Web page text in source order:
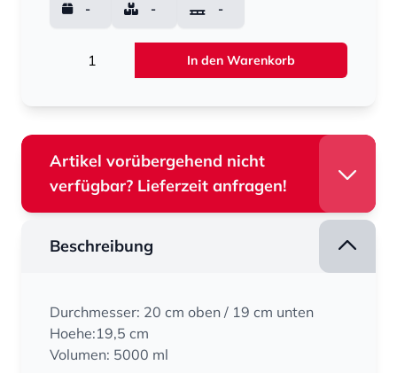
- - -
In den Warenkorb
Artikel vorübergehend nicht
verfügbar? Lieferzeit anfragen!
Beschreibung
Durchmesser: 20 cm oben / 19 cm unten
Hoehe:19,5 cm
Volumen: 5000 ml